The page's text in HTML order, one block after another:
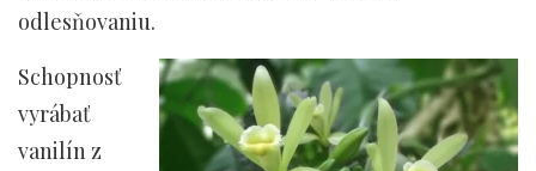
odlesňovaniu.
Schopnosť
vyrábať
vanilín z